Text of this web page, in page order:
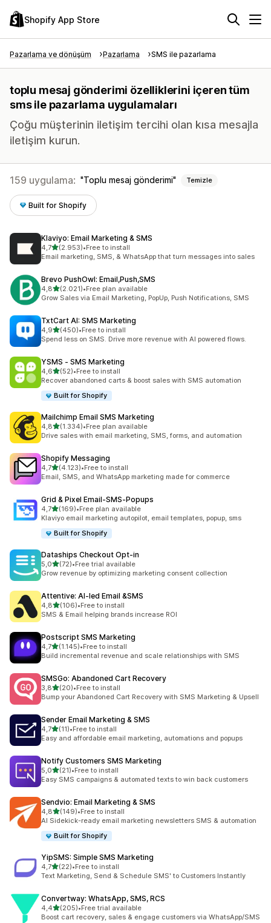
Shopify App Store
Pazarlama ve dönüşüm Pazarlama SMS ile pazarlama
toplu mesaj gönderimi özelliklerini içeren tüm
sms ile pazarlama uygulamaları
Çoğu müşterinin iletişim tercihi olan kısa mesajla
iletişim kurun.
159 uygulama: Toplu mesaj gönderimi Temizle
Built for Shopify
Klaviyo: Email Marketing & SMS
4,75 yıldız üzerinden
(2.953)
toplam 2953 değerlendirme
•Free to install
Email marketing, SMS, & WhatsApp that turn messages into sales
Brevo PushOwl: Email,Push,SMS
4,85 yıldız üzerinden
(2.021)
toplam 2021 değerlendirme
•Free plan available
Grow Sales via Email Marketing, PopUp, Push Notifications, SMS
TxtCart AI: SMS Marketing
4,95 yıldız üzerinden
(450)
toplam 450 değerlendirme
•Free to install
Spend less on SMS. Drive more revenue with AI powered flows.
YSMS ‑ SMS Marketing
4,65 yıldız üzerinden
(52)
toplam 52 değerlendirme
•Free to install
Recover abandoned carts & boost sales with SMS automation
Built for Shopify
Mailchimp Email SMS Marketing
4,85 yıldız üzerinden
(1.334)
toplam 1334 değerlendirme
•Free plan available
Drive sales with email marketing, SMS, forms, and automation
Shopify Messaging
4,75 yıldız üzerinden
(4.123)
toplam 4123 değerlendirme
•Free to install
Email, SMS, and WhatsApp marketing made for commerce
Grid & Pixel Email‑SMS‑Popups
4,75 yıldız üzerinden
(169)
toplam 169 değerlendirme
•Free plan available
Klaviyo email marketing autopilot, email templates, popup, sms
Built for Shopify
Dataships Checkout Opt‑in
5,05 yıldız üzerinden
(72)
toplam 72 değerlendirme
•Free trial available
Grow revenue by optimizing marketing consent collection
Attentive: AI‑led Email &SMS
4,85 yıldız üzerinden
(106)
toplam 106 değerlendirme
•Free to install
SMS & Email helping brands increase ROI
Postscript SMS Marketing
4,75 yıldız üzerinden
(1.145)
toplam 1145 değerlendirme
•Free to install
Build incremental revenue and scale relationships with SMS
SMSGo: Abandoned Cart Recovery
3,85 yıldız üzerinden
(20)
toplam 20 değerlendirme
•Free to install
Bump your Abandoned Cart Recovery with SMS Marketing & Upsell
Sender Email Marketing & SMS
4,75 yıldız üzerinden
(11)
toplam 11 değerlendirme
•Free to install
Easy and affordable email marketing, automations and popups
Notify Customers SMS Marketing
5,05 yıldız üzerinden
(21)
toplam 21 değerlendirme
•Free to install
Easy SMS campaigns & automated texts to win back customers
Sendvio: Email Marketing & SMS
4,85 yıldız üzerinden
(149)
toplam 149 değerlendirme
•Free to install
AI Sidekick-ready email marketing newsletters SMS & automation
Built for Shopify
YipSMS: Simple SMS Marketing
4,75 yıldız üzerinden
(22)
toplam 22 değerlendirme
•Free to install
Text Marketing, Send & Schedule SMS' to Customers Instantly
Convertway: WhatsApp, SMS, RCS
4,45 yıldız üzerinden
(205)
toplam 205 değerlendirme
•Free trial available
Boost cart recovery, sales & engage customers via WhatsApp/SMS